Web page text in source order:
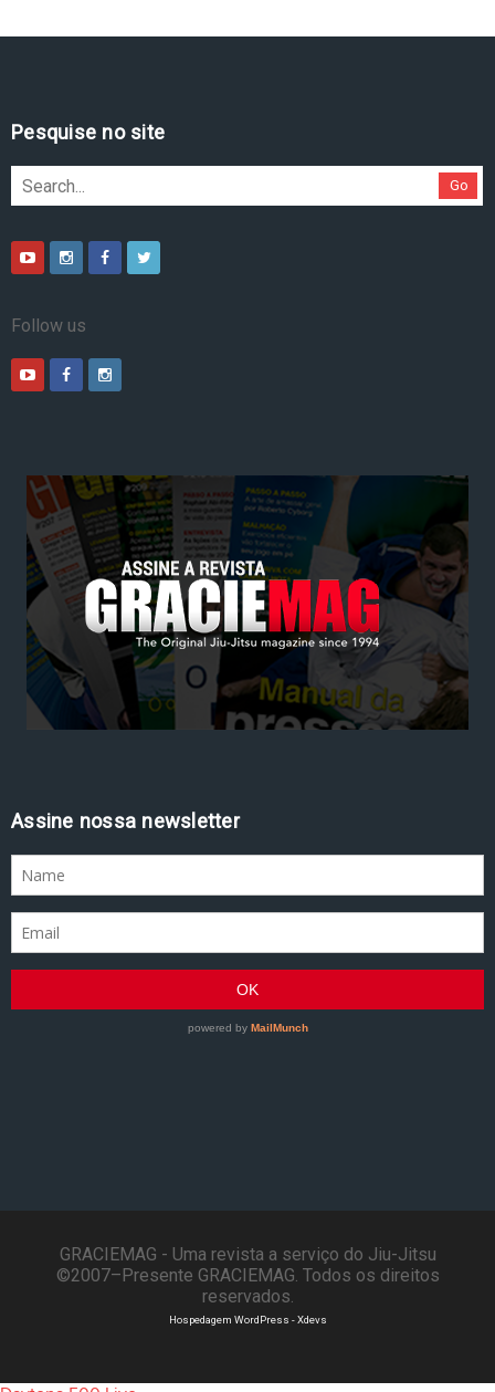
Pesquise no site
Go
Follow us
Assine nossa newsletter
GRACIEMAG - Uma revista a serviço do Jiu-Jitsu
©2007–Presente GRACIEMAG. Todos os direitos
reservados.
Hospedagem WordPress - Xdevs